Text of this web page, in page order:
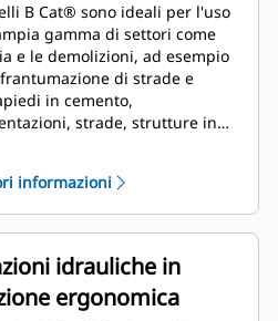
B Cat® sono ideali per l'uso
gamma di settori come
e le demolizioni, ad esempio
di strade e
in cemento,
strade, strutture in
per la riparazione delle
informazioni
idrauliche in
ergonomica